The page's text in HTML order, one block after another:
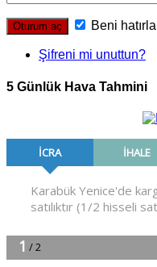
Beni hatırla
Şifreni mi unuttun?
5 Günlük Hava Tahmini